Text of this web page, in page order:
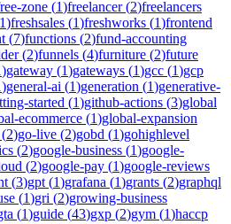
zone (1)freelancer(2)freelancers
1)freshsales (1)freshworks (1)frontend
(7)functions (2)fund-accounting
(2)funnels (4)furniture (2)future
)gateway (1)gateways (1)gcc (1)gcp
)general-ai (1)generation (1)generative-
started (1)github-actions (3)global
ecommerce (1)global-expansion
(2)go-live (2)gobd (1)gohighlevel
(2)google-business (1)google-
(2)google-pay (1)google-reviews
(3)gpt (1)grafana (1)grants (2)graphql
(1)gri (2)growing-business
(1)guide (43)gxp (2)gym (1)haccp